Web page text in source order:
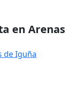
en Arenas
de Iguña